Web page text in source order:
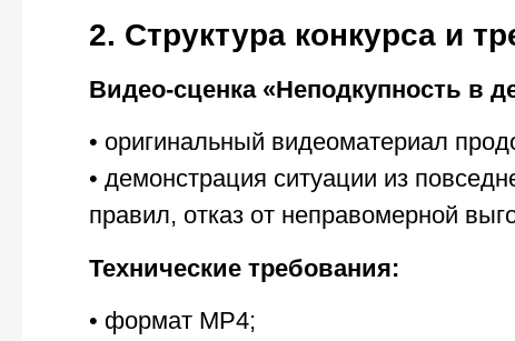
2. Структура конкурса и
Видео-сценка «Неподкупность в
• оригинальный видеоматериал
• демонстрация ситуации из
правил, отказ от неправомерной
Технические требования:
• формат MP4;